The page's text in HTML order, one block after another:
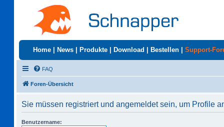
Home News Produkte Download Bestellen Support-
FAQ
Foren-Übersicht
Sie müssen registriert und angemeldet sein, um Profile
Benutzername: